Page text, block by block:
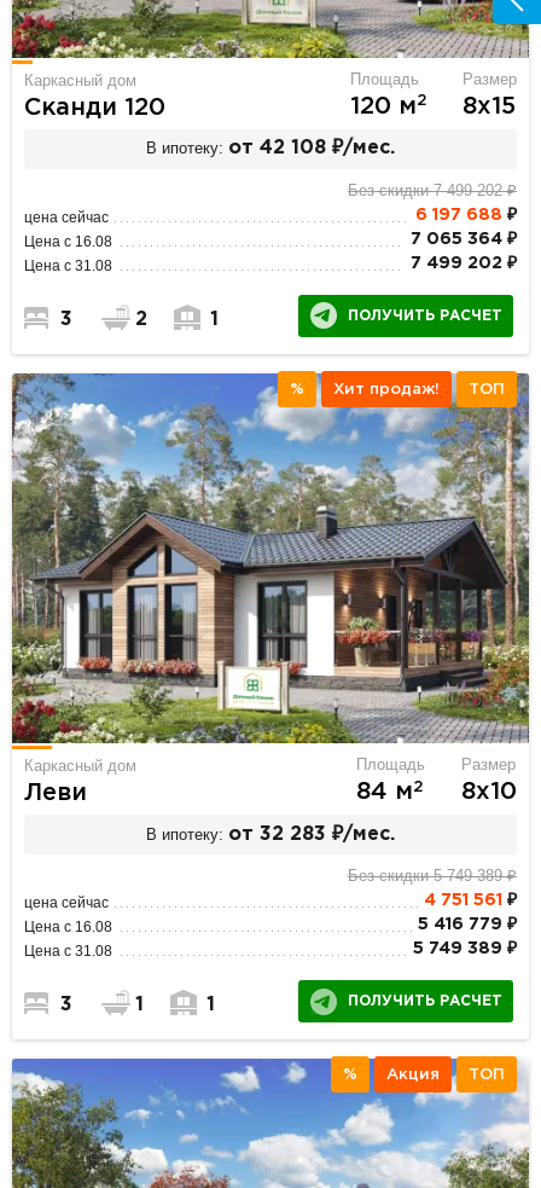
Каркасный дом
Сканди 120
Площадь
120 м2
Размер
8х15
В ипотеку: от 42 108 ₽/мес.
Без скидки 7 499 202 ₽
цена сейчас 6 197 688 ₽
Цена с 16.08 7 065 364 ₽
Цена с 31.08 7 499 202 ₽
3 2 1 ПОЛУЧИТЬ РАСЧЕТ
% Хит продаж! ТОП
Каркасный дом
Леви
Площадь
84 м2
Размер
8х10
В ипотеку: от 32 283 ₽/мес.
Без скидки 5 749 389 ₽
цена сейчас 4 751 561 ₽
Цена с 16.08 5 416 779 ₽
Цена с 31.08 5 749 389 ₽
3 1 1 ПОЛУЧИТЬ РАСЧЕТ
% Акция ТОП